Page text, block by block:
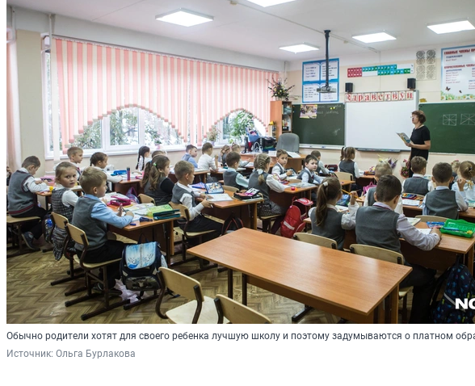
Обычно родители хотят для своего ребенка лучшую школу и поэтому задумываются о платном
Источник: Ольга Бурлакова